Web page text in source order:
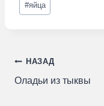
#яйца
Навигация
по
НАЗАД
Оладьи из тыквы